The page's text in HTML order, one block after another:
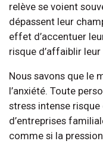
relève se voient
dépassent leur
effet d’accentuer
risque d’affaiblir
Nous savons que le
l’anxiété. Toute
stress intense risque
d’entreprises
comme si la